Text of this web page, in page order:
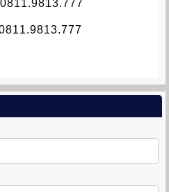
SLEMAN
0811.9813.777